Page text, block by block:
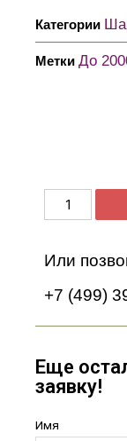
Или
+7 (499)
Еще
заявку!
Имя
Категории
Метки До